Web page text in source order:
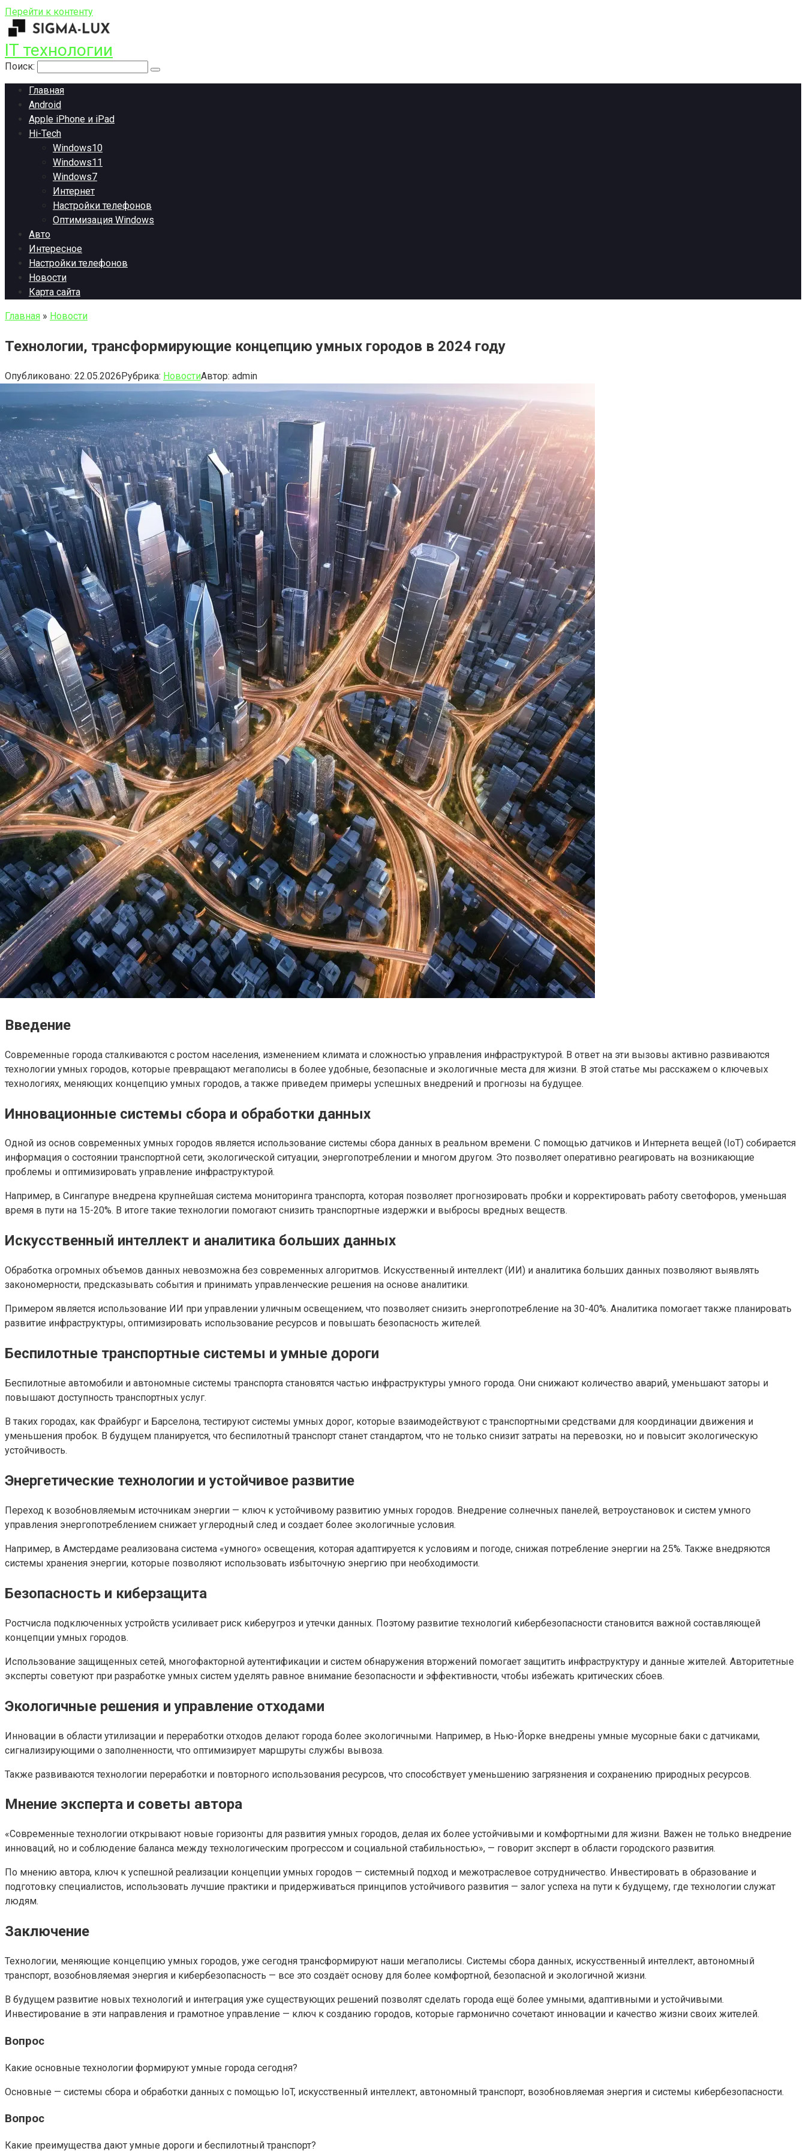
Перейти к контенту
IT технологии
Поиск:
Главная
Android
Apple iPhone и iPad
Hi-Tech
Windows10
Windows11
Windows7
Интернет
Настройки телефонов
Оптимизация Windows
Авто
Интересное
Настройки телефонов
Новости
Карта сайта
Главная » Новости
Технологии, трансформирующие концепцию умных городов в 2024 году
Опубликовано: 22.05.2026Рубрика: НовостиАвтор: admin
Введение
Современные города сталкиваются с ростом населения, изменением климата и сложностью управления инфраструктурой. В ответ на эти вызовы активно развиваются
технологии умных городов, которые превращают мегаполисы в более удобные, безопасные и экологичные места для жизни. В этой статье мы расскажем о ключевых
технологиях, меняющих концепцию умных городов, а также приведем примеры успешных внедрений и прогнозы на будущее.
Инновационные системы сбора и обработки данных
Одной из основ современных умных городов является использование системы сбора данных в реальном времени. С помощью датчиков и Интернета вещей (IoT) собирается
информация о состоянии транспортной сети, экологической ситуации, энергопотреблении и многом другом. Это позволяет оперативно реагировать на возникающие
проблемы и оптимизировать управление инфраструктурой.
Например, в Сингапуре внедрена крупнейшая система мониторинга транспорта, которая позволяет прогнозировать пробки и корректировать работу светофоров, уменьшая
время в пути на 15-20%. В итоге такие технологии помогают снизить транспортные издержки и выбросы вредных веществ.
Искусственный интеллект и аналитика больших данных
Обработка огромных объемов данных невозможна без современных алгоритмов. Искусственный интеллект (ИИ) и аналитика больших данных позволяют выявлять
закономерности, предсказывать события и принимать управленческие решения на основе аналитики.
Примером является использование ИИ при управлении уличным освещением, что позволяет снизить энергопотребление на 30-40%. Аналитика помогает также планировать
развитие инфраструктуры, оптимизировать использование ресурсов и повышать безопасность жителей.
Беспилотные транспортные системы и умные дороги
Беспилотные автомобили и автономные системы транспорта становятся частью инфраструктуры умного города. Они снижают количество аварий, уменьшают заторы и
повышают доступность транспортных услуг.
В таких городах, как Фрайбург и Барселона, тестируют системы умных дорог, которые взаимодействуют с транспортными средствами для координации движения и
уменьшения пробок. В будущем планируется, что беспилотный транспорт станет стандартом, что не только снизит затраты на перевозки, но и повысит экологическую
устойчивость.
Энергетические технологии и устойчивое развитие
Переход к возобновляемым источникам энергии — ключ к устойчивому развитию умных городов. Внедрение солнечных панелей, ветроустановок и систем умного
управления энергопотреблением снижает углеродный след и создает более экологичные условия.
Например, в Амстердаме реализована система «умного» освещения, которая адаптируется к условиям и погоде, снижая потребление энергии на 25%. Также внедряются
системы хранения энергии, которые позволяют использовать избыточную энергию при необходимости.
Безопасность и киберзащита
Ростчисла подключенных устройств усиливает риск киберугроз и утечки данных. Поэтому развитие технологий кибербезопасности становится важной составляющей
концепции умных городов.
Использование защищенных сетей, многофакторной аутентификации и систем обнаружения вторжений помогает защитить инфраструктуру и данные жителей. Авторитетные
эксперты советуют при разработке умных систем уделять равное внимание безопасности и эффективности, чтобы избежать критических сбоев.
Экологичные решения и управление отходами
Инновации в области утилизации и переработки отходов делают города более экологичными. Например, в Нью-Йорке внедрены умные мусорные баки с датчиками,
сигнализирующими о заполненности, что оптимизирует маршруты службы вывоза.
Также развиваются технологии переработки и повторного использования ресурсов, что способствует уменьшению загрязнения и сохранению природных ресурсов.
Мнение эксперта и советы автора
«Современные технологии открывают новые горизонты для развития умных городов, делая их более устойчивыми и комфортными для жизни. Важен не только внедрение
инноваций, но и соблюдение баланса между технологическим прогрессом и социальной стабильностью», — говорит эксперт в области городского развития.
По мнению автора, ключ к успешной реализации концепции умных городов — системный подход и межотраслевое сотрудничество. Инвестировать в образование и
подготовку специалистов, использовать лучшие практики и придерживаться принципов устойчивого развития — залог успеха на пути к будущему, где технологии служат
людям.
Заключение
Технологии, меняющие концепцию умных городов, уже сегодня трансформируют наши мегаполисы. Системы сбора данных, искусственный интеллект, автономный
транспорт, возобновляемая энергия и кибербезопасность — все это создаёт основу для более комфортной, безопасной и экологичной жизни.
В будущем развитие новых технологий и интеграция уже существующих решений позволят сделать города ещё более умными, адаптивными и устойчивыми.
Инвестирование в эти направления и грамотное управление — ключ к созданию городов, которые гармонично сочетают инновации и качество жизни своих жителей.
Вопрос
Какие основные технологии формируют умные города сегодня?
Основные — системы сбора и обработки данных с помощью IoT, искусственный интеллект, автономный транспорт, возобновляемая энергия и системы кибербезопасности.
Вопрос
Какие преимущества дают умные дороги и беспилотный транспорт?